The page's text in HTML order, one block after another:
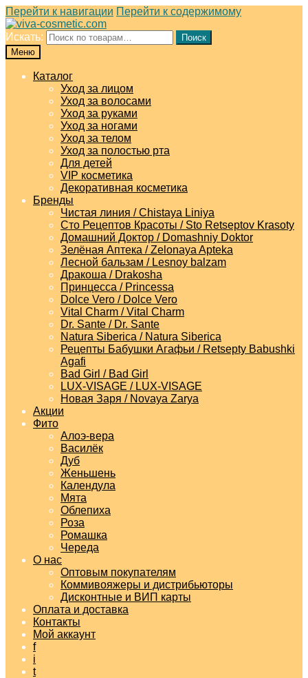
Перейти к навигации Перейти к содержимому
Искать:
Поиск
Меню
Каталог
Уход за лицом
Уход за волосами
Уход за руками
Уход за ногами
Уход за телом
Уход за полостью рта
Для детей
VIP косметика
Декоративная косметика
Бренды
Чистая линия / Chistaya Liniya
Сто Рецептов Красоты / Sto Retseptov Krasoty
Домашний Доктор / Domashniy Doktor
Зелёная Аптека / Zelonaya Apteka
Лесной бальзам / Lesnoy balzam
Дракоша / Drakosha
Принцесса / Princessa
Dolce Vero / Dolce Vero
Vital Charm / Vital Charm
Dr. Sante / Dr. Sante
Natura Siberica / Natura Siberica
Рецепты Бабушки Агафьи / Retsepty Babushki
Agafi
Bad Girl / Bad Girl
LUX-VISAGE / LUX-VISAGE
Новая Заря / Novaya Zarya
Акции
Фито
Алоэ-вера
Василёк
Дуб
Женьшень
Календула
Мята
Облепиха
Роза
Ромашка
Череда
О нас
Оптовым покупателям
Коммивояжеры и дистрибьюторы
Дисконтные и ВИП карты
Оплата и доставка
Контакты
Мой аккаунт
f
i
t